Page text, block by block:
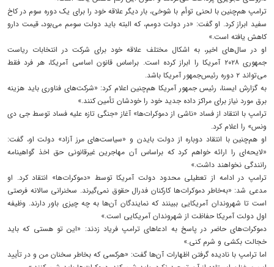
ترامپ هم‌چنین با لحنی توأم با شوخی‌، بار دیگر علاقه خود را برای یک دوره سوم در کاخ
سفید ابراز کرد. او گفت: «در دولت دومم، که البته باید دولت سومم می‌بود، قیمت دارو
کاهش یافته است.»
او در سال‌های اخیر، به اشکال مختلف علاقه خود برای شرکت در انتخابات ریاست
جمهوری ۲۰۲۸ آمریکا را ابراز کرده‌ است. براساس قانون اساسی آمریکا، هر فرد فقط
می‌تواند ۲ دوره رئیس‌جمهور آمریکا باشد.
به گزارش ایسنا، رئیس جمهور آمریکا هم‌چنین اعلام کرد: «شرکت‌های فناوری باید هزینه
برق مورد نیاز برای مراکز داده جدید خود را خودشان تأمین کنند.»
ترامپ با انتقاد از فساد «ناشی از دموکرات‌ها» آغاز «جنگی تازه علیه فساد توسط جی دی
ونس» را اعلام کرد.
او هم‌چنین با انتقاد دوباره از دولت بایدن و «سیاست‌های مرز آزاد» دولت او، گفت:
«لایحه‌ای را ارائه خواهم کرد که براساس آن مهاجرین غیرقانونی حق اخذ گواهینامه
رانندگی نخواهند داشت.»
ترامپ در ادامه از تعطیلی محدود دولت آمریکا توسط «دموکرات‌ها» انتقاد کرد. او
مدعی شد: «به‌خاطر دموکرات‌ها کارکنان فدرال حقوق نمی‌گیرند. سخنرانی سالانه فرصتی
است تا شهروندان آمریکایی ببینند که نمایندگان آن‌ها به چه چیزی باور دارند. وظیفه
اول دولت آمریکا حفاظت از شهروندان آمریکایی است.»
دموکرات‌های حاضر در پاسخ به ادعاهای ترامپ فریاد زدند: «این تو هستی که باید
خجالت بکشی و شرم کنی.»
اما ترامپ با نادیده گرفتن اظهارات آن‌ها گفت: «هرکسی که بخاطر سخنان من و در تأیید